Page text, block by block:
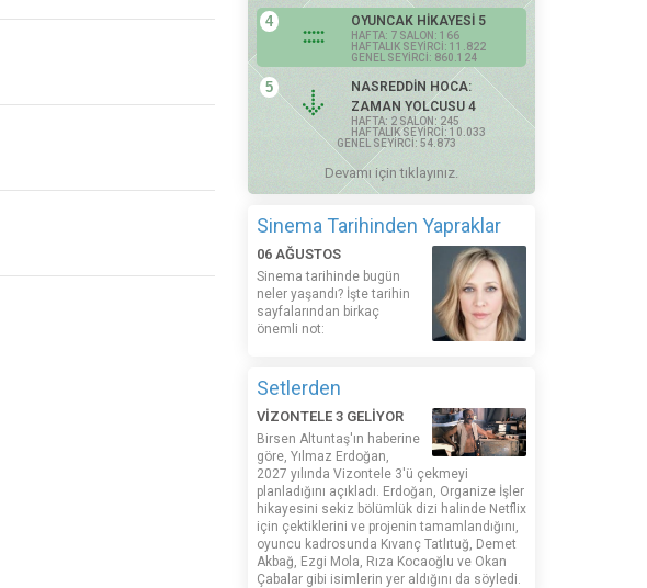
4 OYUNCAK HİKAYESİ 5
HAFTA: 7 SALON: 166
HAFTALIK SEYİRCİ: 11.822
GENEL SEYİRCİ: 860.124
5
NASREDDİN HOCA:
ZAMAN YOLCUSU 4
HAFTA: 2 SALON: 245
HAFTALIK SEYİRCİ: 10.033
GENEL SEYİRCİ: 54.873
Devamı için tıklayınız.
Sinema Tarihinden Yapraklar
06 AĞUSTOS
Sinema tarihinde bugün
neler yaşandı? İşte tarihin
sayfalarından birkaç
önemli not:
Setlerden
VİZONTELE 3 GELİYOR
Birsen Altuntaş'ın haberine
göre, Yılmaz Erdoğan,
2027 yılında Vizontele 3'ü çekmeyi
planladığını açıkladı. Erdoğan, Organize İşler
hikayesini sekiz bölümlük dizi halinde Netflix
için çektiklerini ve projenin tamamlandığını,
oyuncu kadrosunda Kıvanç Tatlıtuğ, Demet
Akbağ, Ezgi Mola, Rıza Kocaoğlu ve Okan
Çabalar gibi isimlerin yer aldığını da söyledi.